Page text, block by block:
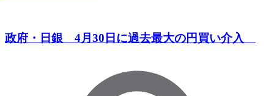
政府・日銀 4月30日に過去最大の円買い介入